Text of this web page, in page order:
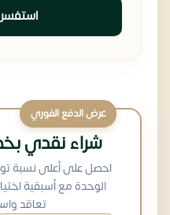
عرض الدفع الفوري
شراء نقدي
احصل على أعلى نسبة
الوحدة مع أسبقية
تعاقد